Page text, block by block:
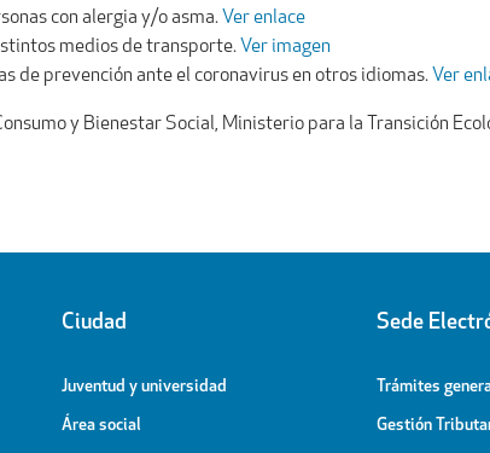
con alergia y/o asma. Ver enlace
medios de transporte. Ver imagen
de prevención ante el coronavirus en otros idiomas. Ver
y Bienestar Social, Ministerio para la Transición
Ciudad
Juventud y universidad
Área social
Sede
Trámites
Gestión